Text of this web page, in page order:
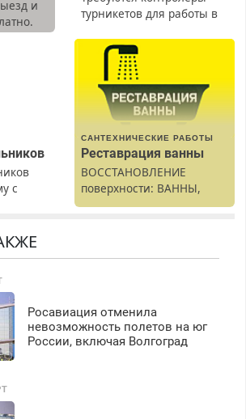
и
турникетов для работы в
(мужчины, женщины).
Прием по ТК РФ. График
работы любой.
Бесплатное проживание.
З/п – до 96000 рублей до
Ежемесячно
выплачивается денежная
премия. Возможно
бесплатное обучение,
получение документов,
безопасности с з/п до
с
САНТЕХНИЧЕСКИЕ РАБОТЫ
Реставрация ванны
ВОССТАНОВЛЕНИЕ
поверхности: ВАННЫ,
раковины, подоконника.
Росавиация отменила
невозможность полетов на юг
России, включая Волгоград